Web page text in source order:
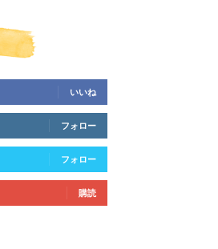
いいね
フォロー
フォロー
購読